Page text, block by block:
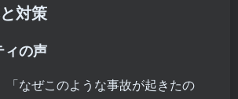
対策
ィの声
「なぜこのような事故が起きたの